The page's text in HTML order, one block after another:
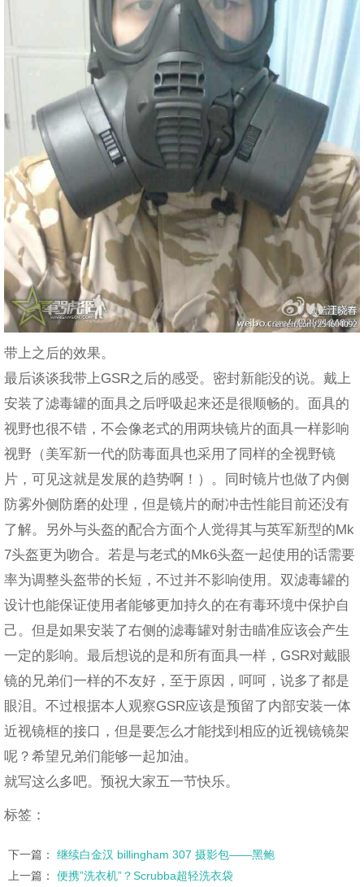
带上之后的效果。
最后谈谈我带上GSR之后的感受。密封新能没的说。戴上
安装了滤毒罐的面具之后呼吸起来还是很顺畅的。面具的
视野也很不错，不会像老式的用两块镜片的面具一样影响
视野（美军新一代的防毒面具也采用了同样的全视野镜
片，可见这就是发展的趋势啊！）。同时镜片也做了内侧
防雾外侧防磨的处理，但是镜片的耐冲击性能目前还没有
了解。另外与头盔的配合方面个人觉得其与英军新型的Mk
7头盔更为吻合。若是与老式的Mk6头盔一起使用的话需要
率为调整头盔带的长短，不过并不影响使用。双滤毒罐的
设计也能保证使用者能够更加持久的在有毒环境中保护自
己。但是如果安装了右侧的滤毒罐对射击瞄准应该会产生
一定的影响。最后想说的是和所有面具一样，GSR对戴眼
镜的兄弟们一样的不友好，至于原因，呵呵，说多了都是
眼泪。不过根据本人观察GSR应该是预留了内部安装一体
近视镜框的接口，但是要怎么才能找到相应的近视镜镜架
呢？希望兄弟们能够一起加油。
就写这么多吧。预祝大家五一节快乐。
标签：
下一篇： 继续白金汉 billingham 307 摄影包——黑鲍
上一篇： 便携”洗衣机”？Scrubba超轻洗衣袋